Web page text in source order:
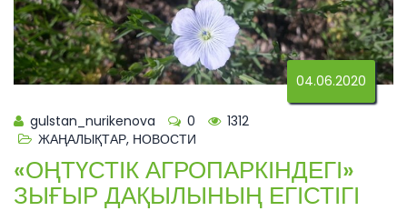
04.06.2020
gulstan_nurikenova 0
1312
ЖАҢАЛЫҚТАР, НОВОСТИ
«ОҢТҮСТІК АГРОПАРКІНДЕГІ»
ЗЫҒЫР ДАҚЫЛЫНЫҢ ЕГІСТІГІ